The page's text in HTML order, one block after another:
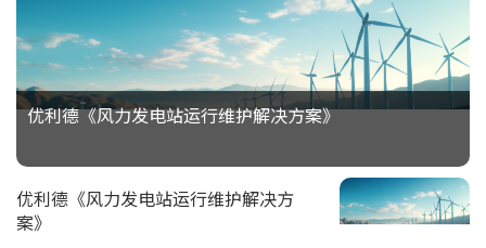
优利德《风力发电站运行维护解决方案》
优利德《风力发电站运行维护解决方
案》